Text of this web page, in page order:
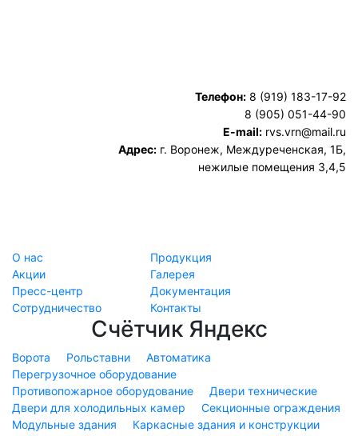
Телефон: 8 (919) 183-17-92
8 (905) 051-44-90
E-mail: rvs.vrn@mail.ru
Адрес: г. Воронеж, Междуреченская, 1Б,
нежилые помещения 3,4,5
О нас
Продукция
Акции
Галерея
Пресс-центр
Документация
Сотрудничество
Контакты
Счётчик Яндекс
Ворота Рольставни
Автоматика
Перегрузочное оборудование
Противопожарное оборудование
Двери технические
Двери для холодильных камер
Секционные ограждения
Модульные здания
Каркасные здания и конструкции